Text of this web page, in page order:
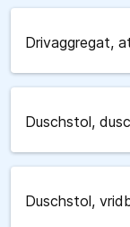
Drivaggregat,
Duschstol,
Duschstol,